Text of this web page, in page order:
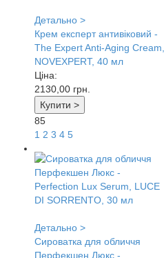
Детально >
Крем експерт антивіковий -
The Expert Anti-Aging Cream,
NOVEXPERT, 40 мл
Ціна:
2130,00 грн.
Купити >
85
1 2 3 4 5
Детально >
Сироватка для обличчя
Перфекшен Люкс -